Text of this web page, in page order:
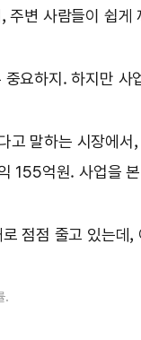
주변 사람들이 쉽
요하지. 하지만
고 말하는 시장에서
155억원. 사업을
점점 줄고 있는데,
.